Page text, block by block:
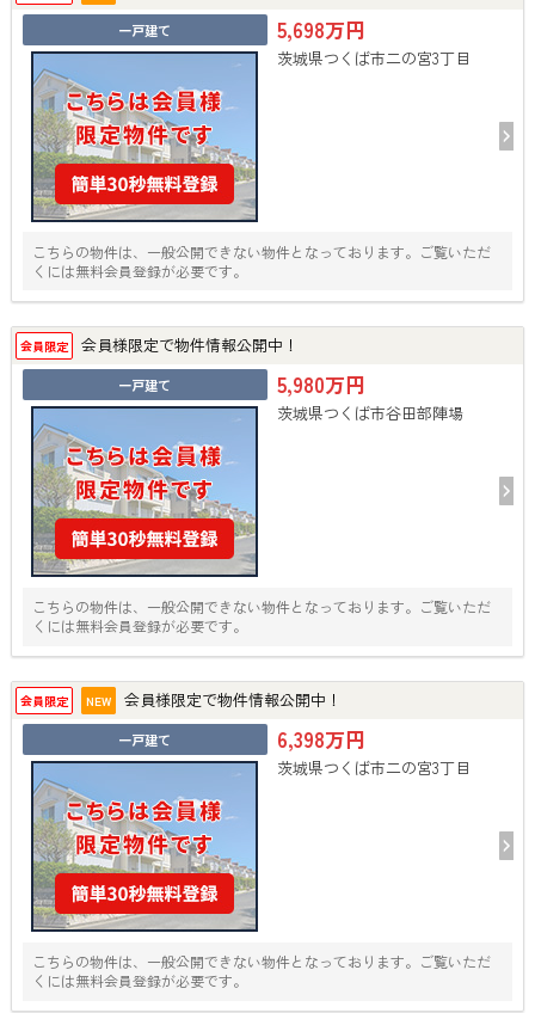
一戸建て 5,698万円
茨城県つくば市二の宮3丁目
こちらの物件は、一般公開できない物件となっております。ご覧いただ
くには無料会員登録が必要です。
会員限定 会員様限定で物件情報公開中！
一戸建て 5,980万円
茨城県つくば市谷田部陣場
こちらの物件は、一般公開できない物件となっております。ご覧いただ
くには無料会員登録が必要です。
会員限定 NEW 会員様限定で物件情報公開中！
一戸建て 6,398万円
茨城県つくば市二の宮3丁目
こちらの物件は、一般公開できない物件となっております。ご覧いただ
くには無料会員登録が必要です。